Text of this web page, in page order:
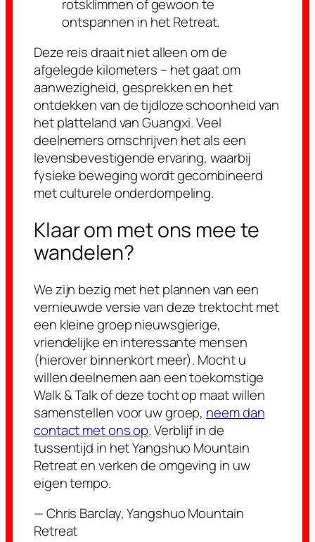
rotsklimmen of gewoon te
ontspannen in het Retreat.
Deze reis draait niet alleen om de
afgelegde kilometers – het gaat om
aanwezigheid, gesprekken en het
ontdekken van de tijdloze schoonheid van
het platteland van Guangxi. Veel
deelnemers omschrijven het als een
levensbevestigende ervaring, waarbij
fysieke beweging wordt gecombineerd
met culturele onderdompeling.
Klaar om met ons mee te
wandelen?
We zijn bezig met het plannen van een
vernieuwde versie van deze trektocht met
een kleine groep nieuwsgierige,
vriendelijke en interessante mensen
(hierover binnenkort meer). Mocht u
willen deelnemen aan een toekomstige
Walk & Talk of deze tocht op maat willen
samenstellen voor uw groep, neem dan
contact met ons op. Verblijf in de
tussentijd in het Yangshuo Mountain
Retreat en verken de omgeving in uw
eigen tempo.
— Chris Barclay, Yangshuo Mountain
Retreat